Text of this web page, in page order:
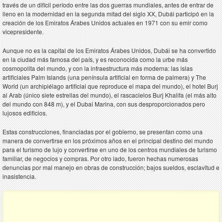
través de un difícil período entre las dos guerras mundiales, antes de entrar de
lleno en la modernidad en la segunda mitad del siglo XX, Dubái participó en la
creación de los Emiratos Árabes Unidos actuales en 1971 con su emir como
vicepresidente.
Aunque no es la capital de los Emiratos Árabes Unidos, Dubái se ha convertido
en la ciudad más famosa del país, y es reconocida como la urbe más
cosmopolita del mundo, y con la infraestructura más moderna: las islas
artificiales Palm Islands (una península artificial en forma de palmera) y The
World (un archipiélago artificial que reproduce el mapa del mundo), el hotel Burj
al Arab (único siete estrellas del mundo), el rascacielos Burj Khalifa (el más alto
del mundo con 848 m), y el Dubai Marina, con sus desproporcionados pero
lujosos edificios.
Estas construcciones, financiadas por el gobierno, se presentan como una
manera de convertirse en los próximos años en el principal destino del mundo
para el turismo de lujo y convertirse en uno de los centros mundiales de turismo
familiar, de negocios y compras. Por otro lado, fueron hechas numerosas
denuncias por mal manejo en obras de construcción; bajos sueldos, esclavitud e
inasistencia.